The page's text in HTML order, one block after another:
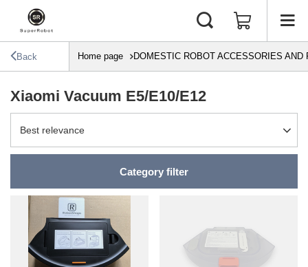
Back Home page DOMESTIC ROBOT ACCESSORIES AND
Xiaomi Vacuum E5/E10/E12
Change sorting
Best relevance
Category filter